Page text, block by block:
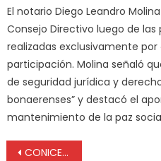
El notario Diego Leandro
Consejo Directivo luego de
realizadas exclusivamente
participación. Molina señaló
de seguridad jurídica y
bonaerenses” y destacó el
mantenimiento de la paz
CONICET: Abre la Convocatoria de ingreso a la CIC 2021 – Modalidad Proyectos Especiales